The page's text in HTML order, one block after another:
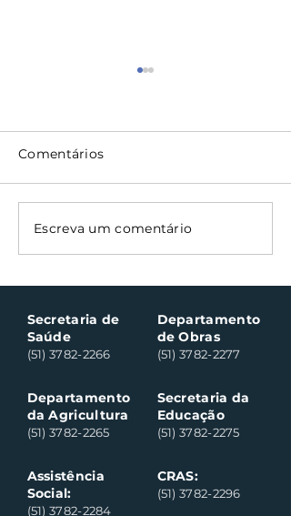
fortalecem cuidado
em saúde mental em
Comentários
Escreva um comentário
Secretaria de
Saúde
(51) 3782-2266
Departamento
da Agricultura
(51) 3782-2265
Assistência
Social:
(51) 3782-2284
Departamento
de Obras
(51) 3782-2277
Secretaria da
Educação
(51) 3782-2275
CRAS:
(51) 3782-2296